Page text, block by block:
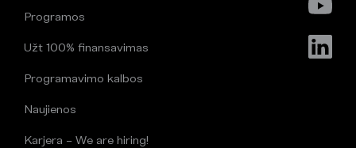
Programos
Užt 100% finansavimas
Programavimo kalbos
Naujienos
Karjera – We are hiring!